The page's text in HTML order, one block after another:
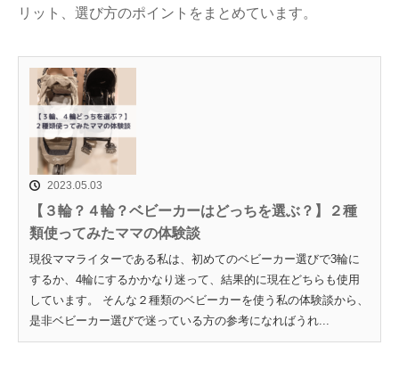
リット、選び方のポイントをまとめています。
2023.05.03
【３輪？４輪？ベビーカーはどっちを選ぶ？】２種
類使ってみたママの体験談
現役ママライターである私は、初めてのベビーカー選びで3輪に
するか、4輪にするかかなり迷って、結果的に現在どちらも使用
しています。 そんな２種類のベビーカーを使う私の体験談から、
是非ベビーカー選びで迷っている方の参考になればうれ...